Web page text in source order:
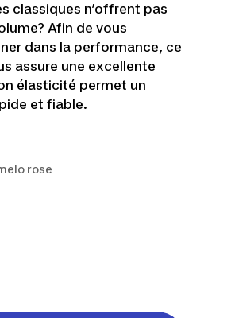
classiques n’offrent pas
Afin de vous
dans la performance, ce
assure une excellente
élasticité permet un
et fiable.
rose